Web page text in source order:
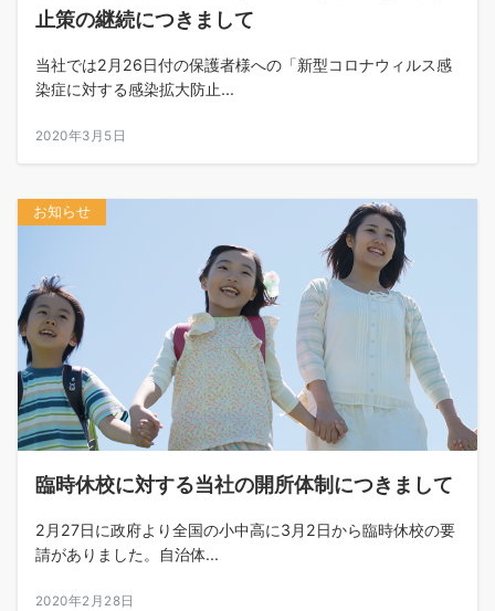
止策の継続につきまして
当社では2月26日付の保護者様への「新型コロナウィルス感
染症に対する感染拡大防止...
2020年3月5日
お知らせ
臨時休校に対する当社の開所体制につきまして
2月27日に政府より全国の小中高に3月2日から臨時休校の要
請がありました。自治体...
2020年2月28日